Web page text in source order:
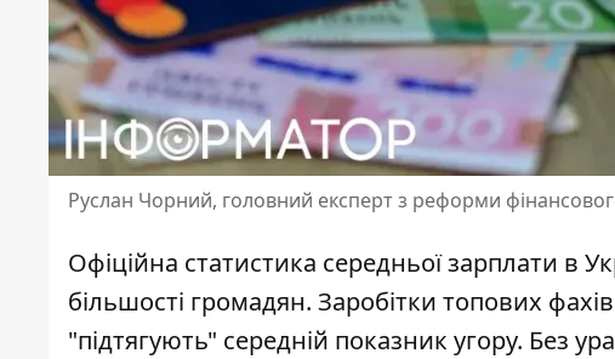
Руслан Чорний, головний експерт з реформи
Офіційна статистика середньої зарплати в
більшості громадян. Заробітки топових
"підтягують" середній показник угору. Без